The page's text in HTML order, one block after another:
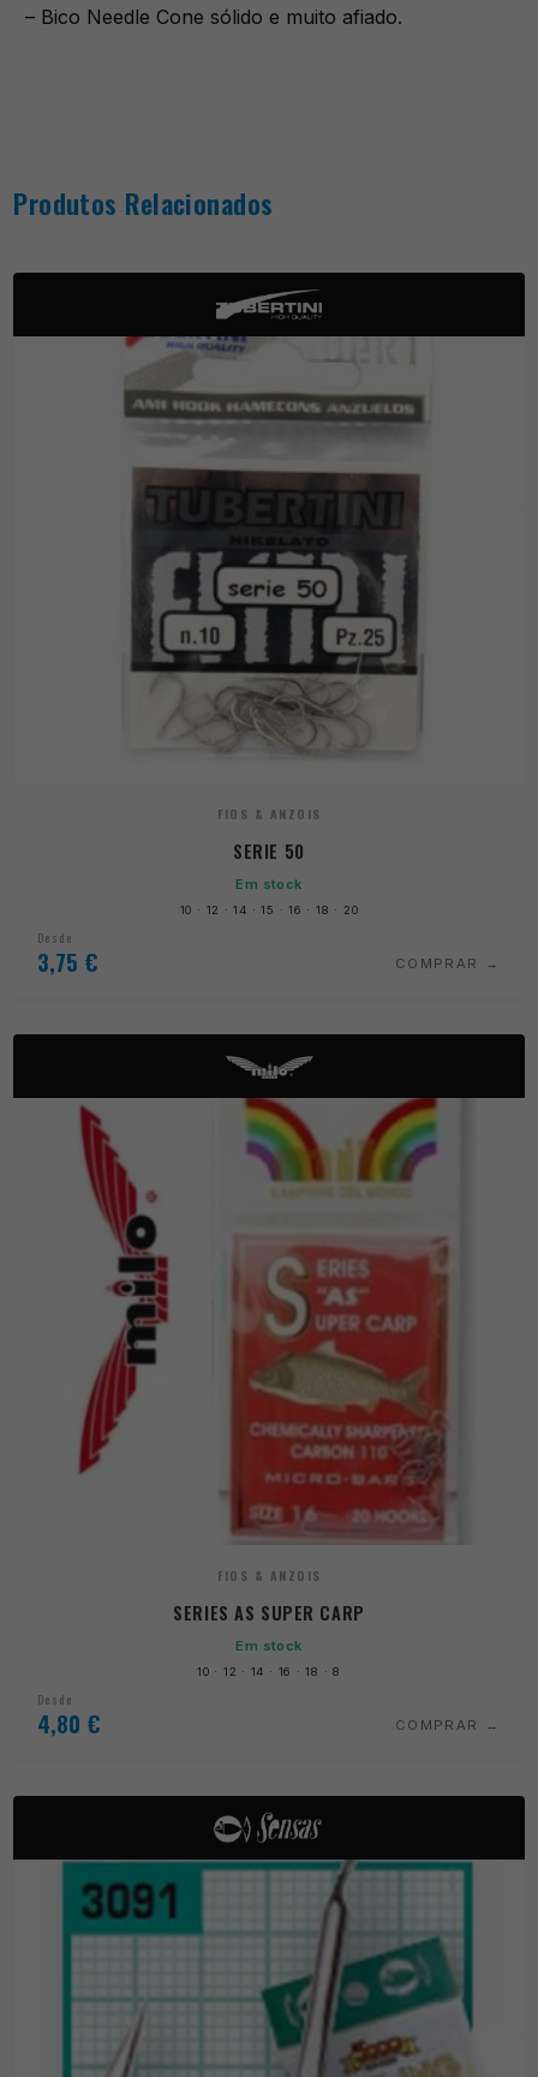
– Bico Needle Cone sólido e muito afiado.
Produtos Relacionados
FIOS & ANZOIS
SERIE 50
Em stock
10 · 12 · 14 · 15 · 16 · 18 · 20
Desde
3,75 € COMPRAR
FIOS & ANZOIS
SERIES AS SUPER CARP
Em stock
10 · 12 · 14 · 16 · 18 · 8
Desde
4,80 € COMPRAR